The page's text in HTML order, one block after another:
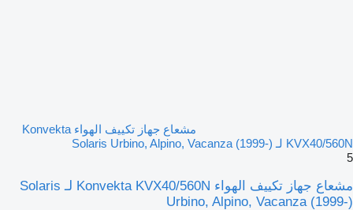
مشعاع جهاز تكييف الهواء Konvekta
KVX40/560N لـ Solaris Urbino, Alpino, Vacanza (1999-)
5
مشعاع جهاز تكييف الهواء Konvekta KVX40/560N لـ Solaris
Urbino, Alpino, Vacanza (1999-)